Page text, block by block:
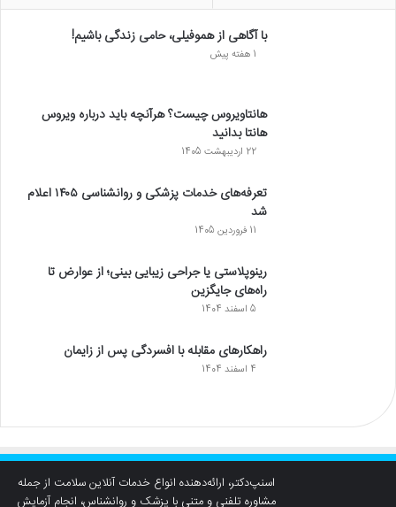
با آگاهی از هموفیلی، حامی زندگی باشیم!
1 هفته پیش
هانتاویروس چیست؟ هرآنچه باید درباره ویروس
هانتا بدانید
22 اردیبهشت 1405
تعرفه‌های خدمات پزشکی و روانشناسی ۱۴۰۵ اعلام
شد
11 فروردین 1405
رینوپلاستی یا جراحی زیبایی بینی؛ از عوارض تا
راه‌های جایگزین
5 اسفند 1404
راهکارهای مقابله با افسردگی پس از زایمان
4 اسفند 1404
اسنپ‌دکتر، ارائه‌دهنده انواع خدمات آنلاین سلامت از جمله
مشاوره تلفنی و متنی با پزشک و روانشناس، انجام آزمایش